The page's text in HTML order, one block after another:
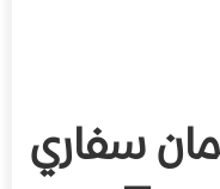
سفاري